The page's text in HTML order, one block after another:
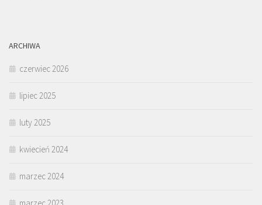
ARCHIWA
czerwiec 2026
lipiec 2025
luty 2025
kwiecień 2024
marzec 2024